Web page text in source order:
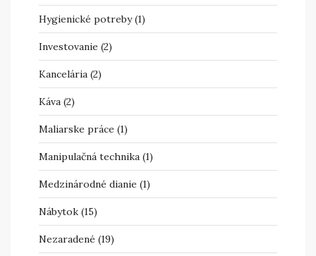
Hygienické potreby(1)
Investovanie (2)
Kancelária (2)
Káva (2)
Maliarske práce (1)
Manipulačná technika (1)
Medzinárodné dianie (1)
Nábytok (15)
Nezaradené (19)